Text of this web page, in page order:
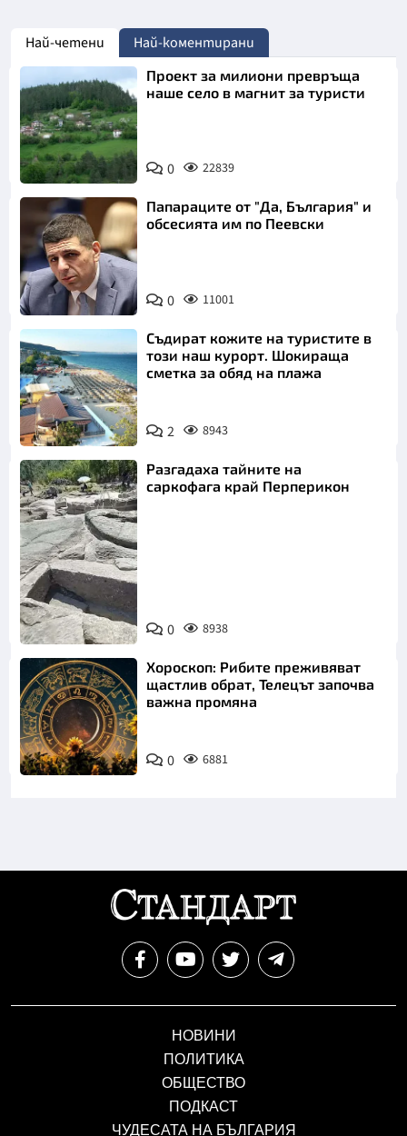
Най-четени Най-коментирани
Проект за милиони превръща
наше село в магнит за туристи
0 22839
Папараците от "Да, България" и
обсесията им по Пеевски
0 11001
Съдират кожите на туристите в
този наш курорт. Шокираща
сметка за обяд на плажа
2 8943
Снимка:
Bulgaria ON
AIR
Разгадаха тайните на
саркофага край Перперикон
0 8938
Хороскоп: Рибите преживяват
щастлив обрат, Телецът започва
важна промяна
0 6881
НОВИНИ
ПОЛИТИКА
ОБЩЕСТВО
ПОДКАСТ
ЧУДЕСАТА НА БЪЛГАРИЯ